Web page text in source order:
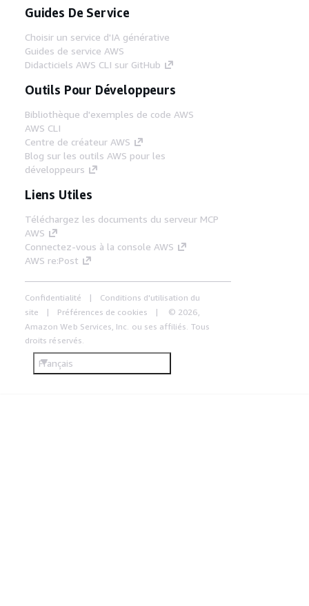
Guides De Service
Choisir un service d'IA générative
Guides de service AWS
Didacticiels AWS CLI sur GitHub
Outils Pour Développeurs
Bibliothèque d'exemples de code AWS
AWS CLI
Centre de créateur AWS
Blog sur les outils AWS pour les
développeurs
Liens Utiles
Téléchargez les documents du serveur MCP
AWS
Connectez-vous à la console AWS
AWS re:Post
Confidentialité
Conditions d'utilisation du
site
Préférences de cookies
© 2026,
Amazon Web Services, Inc. ou ses affiliés. Tous
droits réservés.
Français